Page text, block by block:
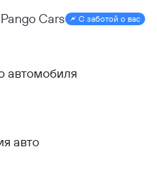
Cars С заботой о вас
автомобиля
авто